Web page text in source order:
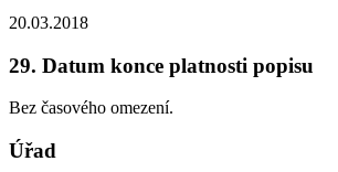
20.03.2018
29. Datum konce platnosti popisu
Bez časového omezení.
Úřad